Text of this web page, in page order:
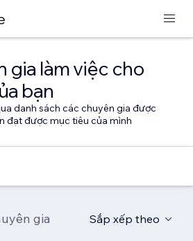
gia làm việc cho
bạn
danh sách các chuyên gia được
đạt được mục tiêu của mình
gia Sắp xếp theo